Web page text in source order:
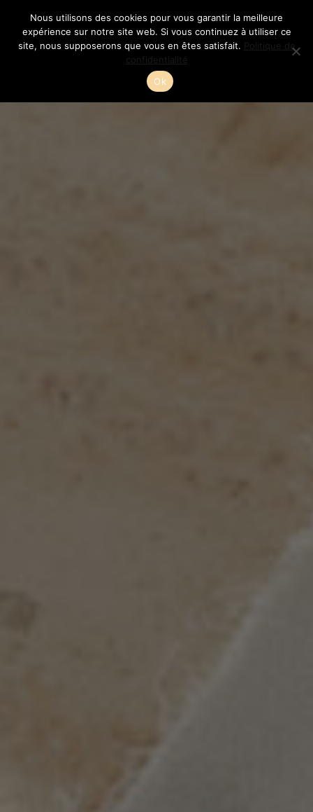
contenu
Nous utilisons des cookies pour vous garantir la meilleure
expérience sur notre site web. Si vous continuez à utiliser ce
site, nous supposerons que vous en êtes satisfait.
Politique de
confidentialité
Ok